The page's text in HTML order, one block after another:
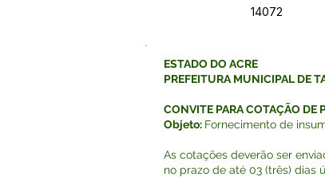
14072
ESTADO DO ACRE
PREFEITURA MUNICIPAL DE
CONVITE PARA COTAÇÃO DE
Objeto: Fornecimento de
As cotações deverão ser
no prazo de até 03 (três) dias